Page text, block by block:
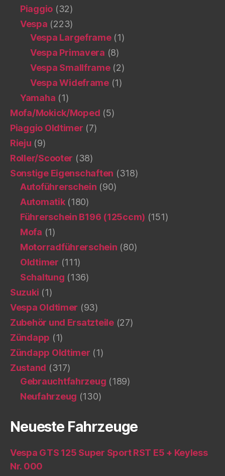
Piaggio (32)
Vespa (223)
Vespa Largeframe(1)
Vespa Primavera (8)
Vespa Smallframe(2)
Vespa Wideframe(1)
Yamaha (1)
Mofa/Mokick/Moped (5)
Piaggio Oldtimer (7)
Rieju (9)
Roller/Scooter (38)
Sonstige Eigenschaften (318)
Autoführerschein (90)
Automatik(180)
Führerschein B196 (125ccm) (151)
Mofa (1)
Motorradführerschein (80)
Oldtimer (111)
Schaltung (136)
Suzuki (1)
Vespa Oldtimer (93)
Zubehör und Ersatzteile(27)
Zündapp (1)
Zündapp Oldtimer (1)
Zustand (317)
Gebrauchtfahrzeug (189)
Neufahrzeug (130)
Neueste Fahrzeuge
Vespa GTS 125 Super Sport RST E5 + Keyless
Nr. 000